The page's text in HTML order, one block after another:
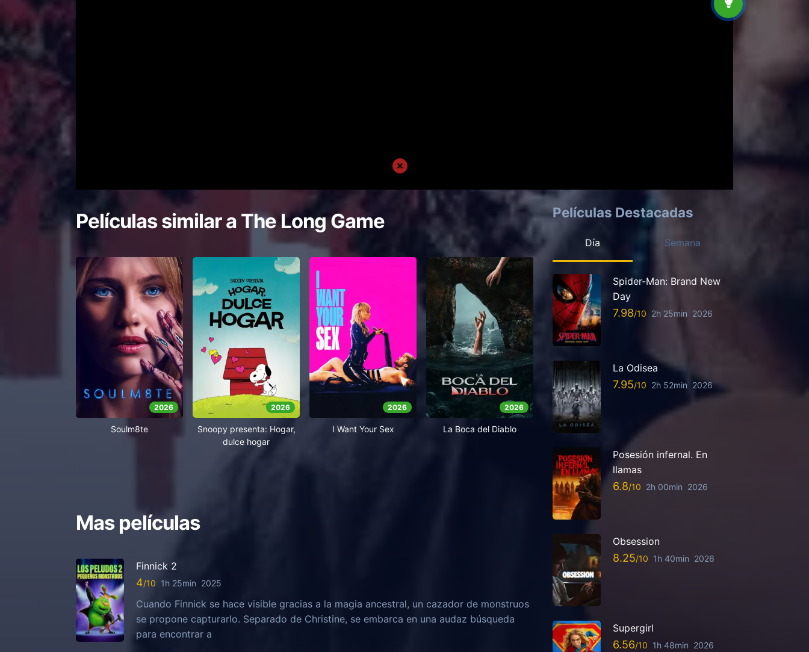
Películas similar a The Long Game
2026
Soulm8te
2026
Snoopy presenta: Hogar,
dulce hogar
2026
I Want Your Sex
2026
La Boca del Diablo
Mas películas
Finnick 2
4 1h 25min 2025
Cuando Finnick se hace visible gracias a la magia ancestral, un cazador de monstruos
se propone capturarlo. Separado de Christine, se embarca en una audaz búsqueda
para encontrar a
Películas Destacadas
Día Semana
Spider-Man: Brand New
Day
7.98 2h 25min 2026
La Odisea
7.95 2h 52min 2026
Posesión infernal. En
llamas
6.8 2h 00min 2026
Obsession
8.25 1h 40min 2026
Supergirl
6.56 1h 48min 2026